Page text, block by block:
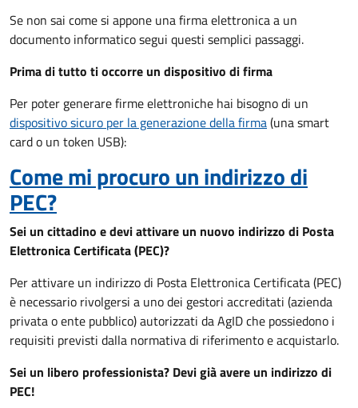
Se non sai come si appone una firma elettronica a un
documento informatico segui questi semplici passaggi.
Prima di tutto ti occorre un dispositivo di firma
Per poter generare firme elettroniche hai bisogno di un
dispositivo sicuro per la generazione della firma(una smart
card o un token USB):
Come mi procuro un indirizzo di
PEC?
Sei un cittadino e devi attivare un nuovo indirizzo di Posta
Elettronica Certificata (PEC)?
Per attivare un indirizzo di Posta Elettronica Certificata (PEC)
è necessario rivolgersi a uno dei gestori accreditati (azienda
privata o ente pubblico) autorizzati da AgID che possiedono i
requisiti previsti dalla normativa di riferimento e acquistarlo.
Sei un libero professionista? Devi già avere un indirizzo di
PEC!